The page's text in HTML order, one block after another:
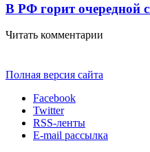
В РФ горит очередной
Читать комментарии
Полная версия сайта
Facebook
Twitter
RSS-ленты
E-mail рассылка